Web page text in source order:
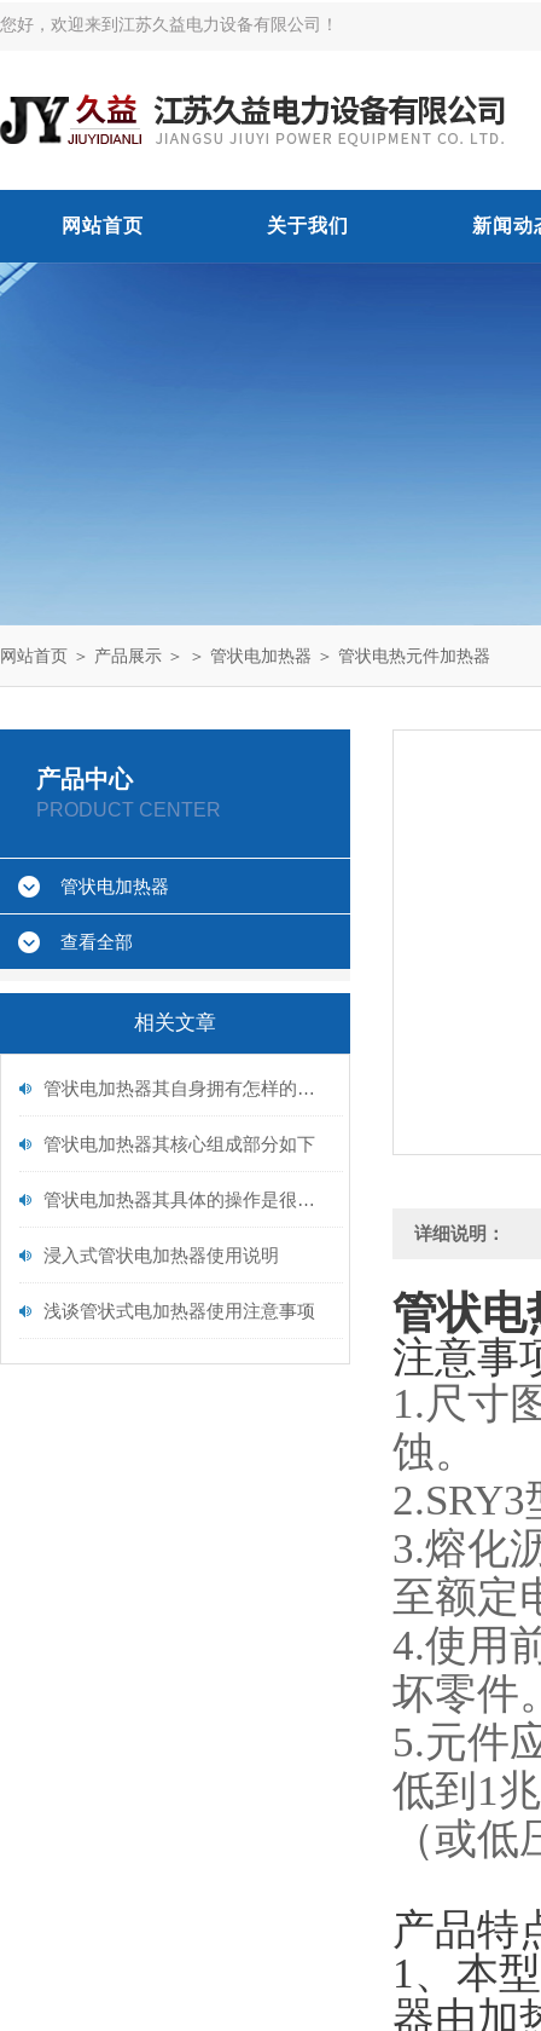
您好，欢迎来到江苏久益电力设备有限公司！
网站首页 关于我们 新闻动
网站首页 ＞ 产品展示 ＞ ＞ 管状电加热器 ＞ 管状电热元件加热器
产品中心
PRODUCT CENTER
管状电加热器
查看全部
相关文章
管状电加热器其自身拥有怎样的特点呢？
管状电加热器其核心组成部分如下
管状电加热器其具体的操作是很有讲究的
浸入式管状电加热器使用说明
浅谈管状式电加热器使用注意事项
详细说明：
管状电
注意事
1.尺寸
蚀。
3.熔化
至额定
4.使用
坏零件
5.元件
低到1
（或
产品特
1、本
器由加